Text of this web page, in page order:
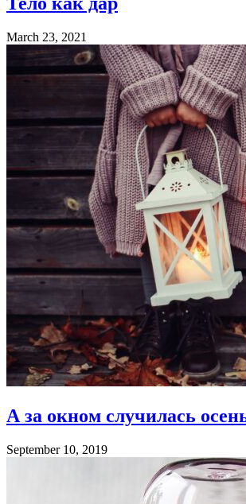
March 23, 2021
А за окном случилась
September 10, 2019